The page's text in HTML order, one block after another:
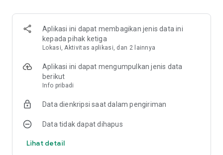
foto", "stempel"pada layar beranda★
[Penting] Perubahan dalam Fungsi Boost
Karena perubahan spesifikasi di Android 14 atau lebih baru,
Untuk informasi lebih lanjut, harap periksa +HOME > Menu >
Pengaturan Home > Tentang +HOME > Bantuan.
・Membuat folder di dalam drawer
・Mengubah jumlah ikon yang bisa diletakkan di halaman
・Ubah desain layar pencarian
Aplikasi ini dapat membagikan jenis data ini
kepada pihak ketiga
Lokasi, Aktivitas aplikasi, dan 2 lainnya
Aplikasi ini dapat mengumpulkan jenis data
berikut
Info pribadi
Data dienkripsi saat dalam pengiriman
Data tidak dapat dihapus
Lihat detail